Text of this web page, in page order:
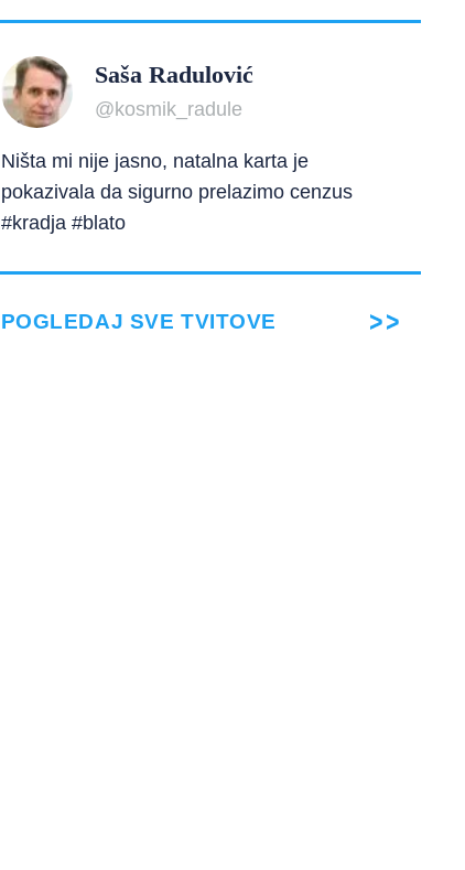
Saša Radulović
@kosmik_radule
Ništa mi nije jasno, natalna karta je
pokazivala da sigurno prelazimo cenzus
#kradja #blato
POGLEDAJ SVE TVITOVE